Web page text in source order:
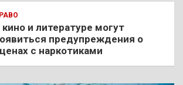
кино и литературе могут
предупреждения о
с наркотиками